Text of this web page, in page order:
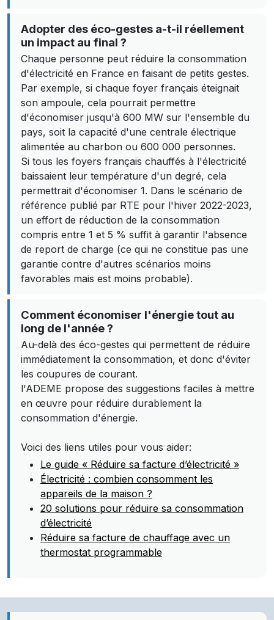
Adopter des éco-gestes a-t-il réellement
un impact au final ?
Chaque personne peut réduire la consommation
d'électricité en France en faisant de petits gestes.
Par exemple, si chaque foyer français éteignait
son ampoule, cela pourrait permettre
d'économiser jusqu'à 600 MW sur l'ensemble du
pays, soit la capacité d'une centrale électrique
alimentée au charbon ou 600 000 personnes.
Si tous les foyers français chauffés à l'électricité
baissaient leur température d'un degré, cela
permettrait d'économiser 1. Dans le scénario de
référence publié par RTE pour l'hiver 2022-2023,
un effort de réduction de la consommation
compris entre 1 et 5 % suffit à garantir l'absence
de report de charge (ce qui ne constitue pas une
garantie contre d'autres scénarios moins
favorables mais est moins probable).
Comment économiser l'énergie tout au
long de l'année ?
Au-delà des éco-gestes qui permettent de réduire
immédiatement la consommation, et donc d'éviter
les coupures de courant.
l'ADEME propose des suggestions faciles à mettre
en œuvre pour réduire durablement la
consommation d'énergie.
Voici des liens utiles pour vous aider:
Le guide « Réduire sa facture d’électricité »
Électricité : combien consomment les
appareils de la maison ?
20 solutions pour réduire sa consommation
d’électricité
Réduire sa facture de chauffage avec un
thermostat programmable